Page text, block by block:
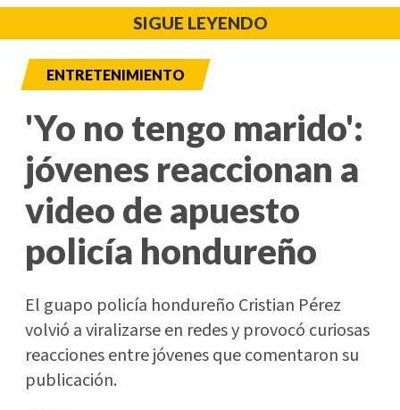
SIGUE LEYENDO
ENTRETENIMIENTO
'Yo no tengo marido':
jóvenes reaccionan a
video de apuesto
policía hondureño
El guapo policía hondureño Cristian Pérez
volvió a viralizarse en redes y provocó curiosas
reacciones entre jóvenes que comentaron su
publicación.